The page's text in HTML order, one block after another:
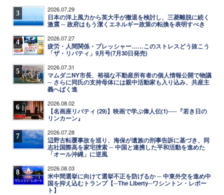
3 2026.07.29
日本の洋上風力から英大手が撤退を検討し、三菱離脱に続く
激震 ─ 政府はもう潔くエネルギー政策の転換を表明すべき
4 2026.07.27
疲労・人間関係・プレッシャー……このストレスどう抜こう
「ザ・リバティ」9月号(7月30日発売)
5 2026.07.31
マムダニNY市長、裕福な不動産所有者の個人情報公開で物議
─ さらに同氏の支持母体には親中活動家も入り込み、共産主
義へばく進
6 2026.08.02
【名画座リバティ (29)】映画で学ぶ偉人伝(1)──『若き日の
リンカーン』
7 2026.07.28
辺野古転覆事故を巡り、海保が遺族の刑事告訴に基づき、同
志社国際高を家宅捜索 ─ 中国と連携した平和活動を進めた
「オール沖縄」に逆風
8 2026.08.03
米中間選挙に向けて選挙不正を防げるか ─ 中東外交を進め中
国を抑え込むトランプ【─The Liberty─ワシントン・レポー
ト】